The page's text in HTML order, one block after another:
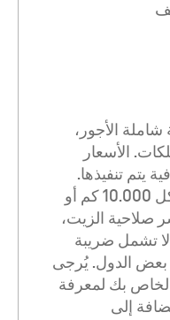
شاملة الأجور،
الأسعار
يتم تنفيذها.
يحين موعد الصيانة الدورية كل 10.000 كم أو
صلاحية الزيت،
لا تشمل ضريبة
بعض الدول. يُرجى
بك لمعرفة
إلى